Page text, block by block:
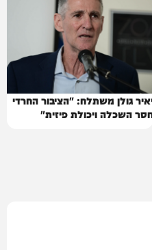
גולן משתלח: "הציבור החרדי
השכלה ויכולת פיזית"